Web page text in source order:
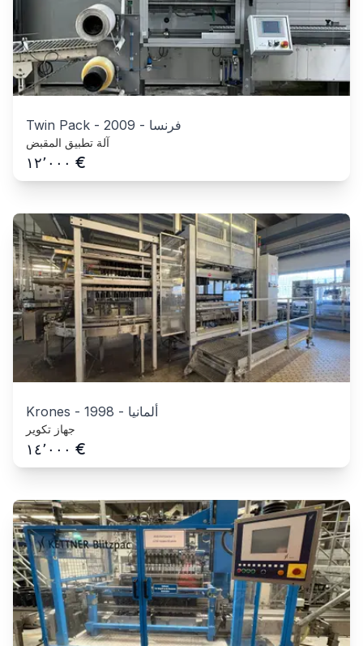
Twin Pack - 2009 - فرنسا
آلة تطبيق المقبض
١٢٬٠٠٠ €
Krones - 1998 - ألمانيا
جهاز تكوير
١٤٬٠٠٠ €